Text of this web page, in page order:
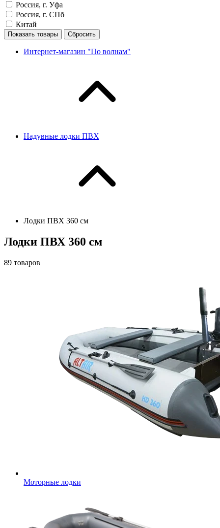
Россия, г. Уфа
Россия, г. СПб
Китай
Показать товары Сбросить
Интернет-магазин "По волнам"
Надувные лодки ПВХ
Лодки ПВХ 360 см
Лодки ПВХ 360 см
89 товаров
Моторные лодки